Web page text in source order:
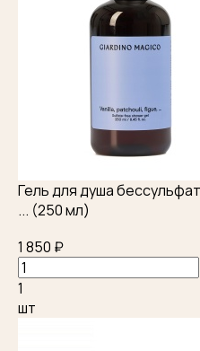
Гель для душа
... (250 мл)
1 850 ₽
1
шт